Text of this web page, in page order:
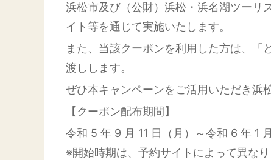
浜松市及び（公財）浜松・浜名湖ツーリ
イト等を通じて実施いたします。
また、当該クーポンを利用した方は、
渡しします。
ぜひ本キャンペーンをご活用いただき浜
【クーポン配布期間】
令和 5 年 9 月 11 日（月）～令和 6 年 1
※開始時期は、予約サイトによって異なり